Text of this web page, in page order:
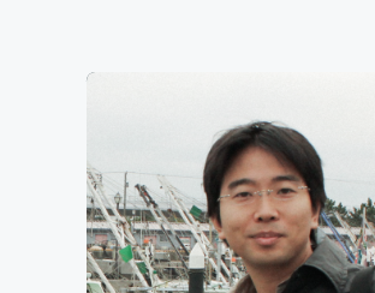
ビジョン&ターゲット
研究開発部門